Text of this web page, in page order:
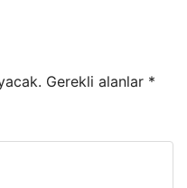
Gerekli alanlar *